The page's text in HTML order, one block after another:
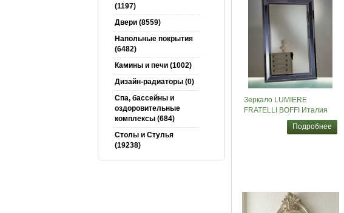
(1197)
Двери (8559)
Напольные покрытия
(6482)
Камины и печи (1002)
Дизайн-радиаторы (0)
Спа, бассейны и
оздоровительные
комплексы (684)
Столы и Cтулья
(19238)
Зеркало LUMIERE
FRATELLI BOFFI Италия
Подробнее